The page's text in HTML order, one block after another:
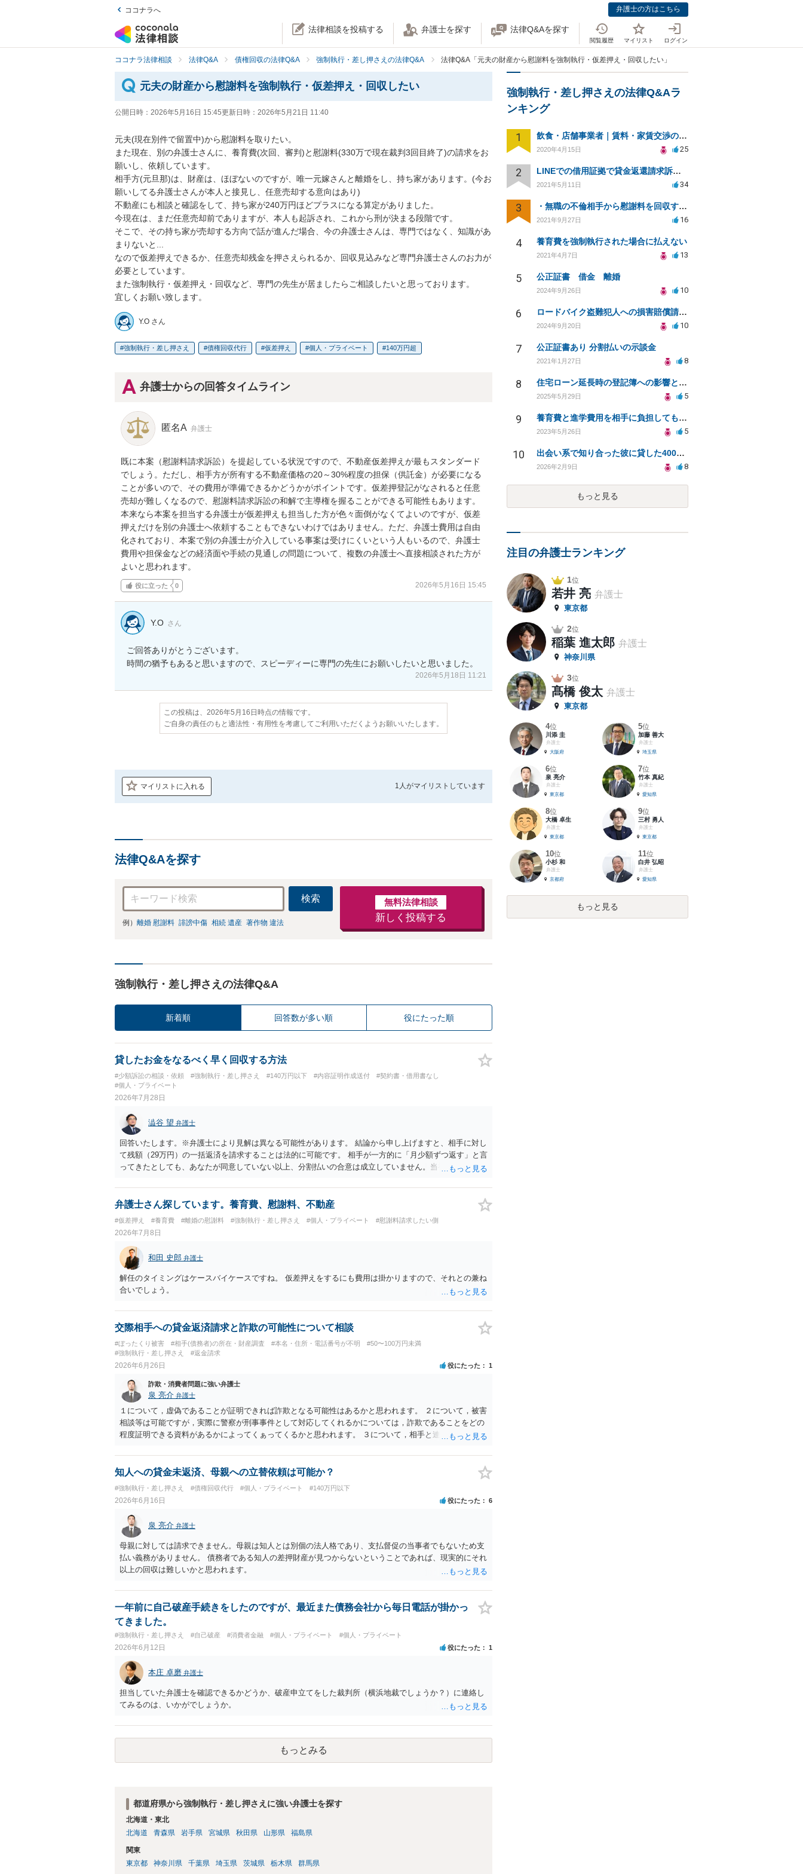
ココナラへ 弁護士の方はこちら
法律相談を投稿する 弁護士を探す 法律Q&Aを探す
閲覧履歴 マイリスト ログイン
ココナラ法律相談 法律Q&A 債権回収の法律Q&A 強制執行・差し押さえの法律Q&A 法律Q&A「元夫の財産から慰謝料を強制執行・仮差押え・回収したい」
元夫の財産から慰謝料を強制執行・仮差押え・回収したい
公開日時： 2026年5月16日 15:45更新日時： 2026年5月21日 11:40
元夫(現在別件で留置中)から慰謝料を取りたい。
また現在、別の弁護士さんに、養育費(次回、審判)と慰謝料(330万で現在裁判3回目終了)の請求をお
願いし、依頼しています。
相手方(元旦那)は、財産は、ほぼないのですが、唯一元嫁さんと離婚をし、持ち家があります。(今お
願いしてる弁護士さんが本人と接見し、任意売却する意向はあり)
不動産にも相談と確認をして、持ち家が240万円ほどプラスになる算定がありました。
今現在は、まだ任意売却前でありますが、本人も起訴され、これから刑が決まる段階です。
そこで、その持ち家が売却する方向で話が進んだ場合、今の弁護士さんは、専門ではなく、知識があ
まりないと...
なので仮差押えできるか、任意売却残金を押さえられるか、回収見込みなど専門弁護士さんのお力が
必要としています。
また強制執行・仮差押え・回収など、専門の先生が居ましたらご相談したいと思っております。
宜しくお願い致します。
Y.O さん
強制執行・差し押さえ 債権回収代行 仮差押え 個人・プライベート 140万円超
弁護士からの回答タイムライン
匿名A 弁護士
既に本案（慰謝料請求訴訟）を提起している状況ですので、不動産仮差押えが最もスタンダード
でしょう。ただし、相手方が所有する不動産価格の20～30%程度の担保（供託金）が必要になる
ことが多いので、その費用が準備できるかどうかがポイントです。仮差押登記がなされると任意
売却が難しくなるので、慰謝料請求訴訟の和解で主導権を握ることができる可能性もあります。
本来なら本案を担当する弁護士が仮差押えも担当した方が色々面倒がなくてよいのですが、仮差
押えだけを別の弁護士へ依頼することもできないわけではありません。ただ、弁護士費用は自由
化されており、本案で別の弁護士が介入している事案は受けにくいという人もいるので、弁護士
費用や担保金などの経済面や手続の見通しの問題について、複数の弁護士へ直接相談された方が
よいと思われます。
役に立った 0 2026年5月16日 15:45
Y.O さん
ご回答ありがとうございます。
時間の猶予もあると思いますので、スピーディーに専門の先生にお願いしたいと思いました。
2026年5月18日 11:21
この投稿は、2026年5月16日時点の情報です。
ご自身の責任のもと適法性・有用性を考慮してご利用いただくようお願いいたします。
マイリストに入れる 1人がマイリストしています
法律Q&Aを探す
検索
例） 離婚 慰謝料 誹謗中傷 相続 遺産 著作物 違法
無料法律相談
新しく投稿する
強制執行・差し押さえの法律Q&A
新着順 回答数が多い順 役にたった順
貸したお金をなるべく早く回収する方法
#少額訴訟の相談・依頼 #強制執行・差し押さえ #140万円以下 #内容証明作成送付
#契約書・借用書なし
#個人・プライベート
2026年7月28日
澁谷 望 弁護士
回答いたします。※弁護士により見解は異なる可能性があります。 結論から申し上げますと、相手に対し
て残額（29万円）の一括返済を請求することは法的に可能です。 相手が一方的に「月少額ずつ返す」と言
ってきたとしても、あなたが同意していない以上、分割払いの合意は成立していません。当初の返済期日
す。 分割拒否と一括請求の通知：PayPayのメッセージ等で「分割払いには同意していないため、残額の
一括払いを求める」旨を明確に伝えます。 相手の本名・住所の確認：応じない場合に法的手段（少額訴訟
い。 相手が購入した高額商品（Switch2等）の事実も踏まえ、応じない場合は法的措置を辞さない姿勢で
交渉に臨むのが現実的かと思います。
弁護士さん探しています。養育費、慰謝料、不動産
#仮差押え #養育費 #離婚の慰謝料 #強制執行・差し押さえ #個人・プライベート #慰謝料請求したい側
2026年7月8日
和田 史郎 弁護士
解任のタイミングはケースバイケースですね。 仮差押えをするにも費用は掛かりますので、それとの兼ね
合いでしょう。
交際相手への貸金返済請求と詐欺の可能性について相談
#ぼったくり被害 #相手(債務者)の所在・財産調査 #本名・住所・電話番号が不明
#50〜100万円未満
#強制執行・差し押さえ
#返金請求
2026年6月26日 役にたった 1
詐欺・消費者問題に強い弁護士
泉 亮介 弁護士
１について，虚偽であることが証明できれば詐欺となる可能性はあるかと思われます。 ２について，被害
相談等は可能ですが，実際に警察が刑事事件として対応してくれるかについては，詐欺であることをどの
程度証明できる資料があるかによってくぁってくるかと思われます。 ３について，相手と連絡が取れるの
されている場合，裁判をする場合だと，弁護士費用との関係から全額回収できたとしてもご自身の経済的
な利益は少ないかと思われます。 ４について，実際の内容次第ですが，可能な場合も多いです。 ５につ
ないでしょう。裁判手続きについては，住民票上の住所へ住んでいないことを調査したうえで，公示送達
という方法により訴訟提起することとなります。 ７について，プライバシー権侵害や名誉権侵害として相
手から逆に請求を受けるきっかけとなりかねないため，避けたほうが良いかと思われます。
知人への貸金未返済、母親への立替依頼は可能か？
#強制執行・差し押さえ #債権回収代行 #個人・プライベート #140万円以下
2026年6月16日 役にたった 6
泉 亮介 弁護士
母親に対しては請求できません。母親は知人とは別個の法人格であり、支払督促の当事者でもないため支
払い義務がありません。 債務者である知人の差押財産が見つからないということであれば、現実的にそれ
以上の回収は難しいかと思われます。
一年前に自己破産手続きをしたのですが、最近また債務会社から毎日電話が掛かっ
てきました。
#強制執行・差し押さえ #自己破産 #消費者金融 #個人・プライベート #個人・プライベート
2026年6月12日 役にたった 1
本庄 卓磨 弁護士
担当していた弁護士を確認できるかどうか、破産申立てをした裁判所（横浜地裁でしょうか？）に連絡し
てみるのは、いかがでしょうか。
もっとみる
都道府県から強制執行・差し押さえに強い弁護士を探す
北海道・東北
北海道
青森県 岩手県 宮城県 秋田県 山形県 福島県
関東
東京都
神奈川県 千葉県 埼玉県 茨城県 栃木県 群馬県
強制執行・差し押さえの法律Q&Aラ
ンキング
1 飲食・店舗事業者｜賃料・家賃交渉の方法を教えて下さい
2020年4月15日 25
2 LINEでの借用証拠で貸金返還請求訴訟は可能か？
2021年5月11日 34
3 ・無職の不倫相手から慰謝料を回収する方法と法的対応は？
2021年9月27日 16
4 養育費を強制執行された場合に払えない
2021年4月7日 13
5 公正証書 借金 離婚
2024年9月26日 10
6 ロードバイク盗難犯人への損害賠償請求の価値と方法
2024年9月20日 10
7 公正証書あり 分割払いの示談金
2021年1月27日 8
8 住宅ローン延長時の登記簿への影響と債務取消について
2025年5月29日 5
9 養育費と進学費用を相手に負担してもらうための方法について
2023年5月26日 5
10 出会い系で知り合った彼に貸した400万円の回収方法は？
2026年2月9日 8
もっと見る
注目の弁護士ランキング
1位
若井 亮 弁護士
東京都
2位
稲葉 進太郎 弁護士
神奈川県
3位
髙橋 俊太 弁護士
東京都
4位
川添 圭
弁護士
大阪府
5位
加藤 善大
弁護士
埼玉県
6位
泉 亮介
弁護士
東京都
7位
竹本 真紀
弁護士
愛知県
8位
大橋 卓生
弁護士
東京都
9位
三村 勇人
弁護士
東京都
10位
小杉 和
弁護士
京都府
11位
白井 弘昭
弁護士
愛知県
もっと見る